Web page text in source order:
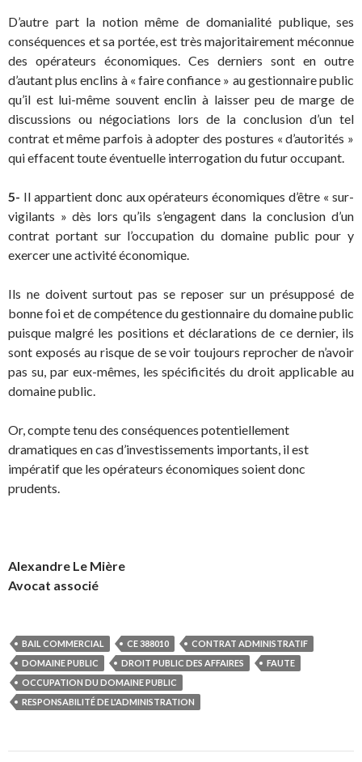
D’autre part la notion même de domanialité publique, ses
conséquences et sa portée, est très majoritairement méconnue
des opérateurs économiques. Ces derniers sont en outre
d’autant plus enclins à « faire confiance » au gestionnaire public
qu’il est lui-même souvent enclin à laisser peu de marge de
discussions ou négociations lors de la conclusion d’un tel
contrat et même parfois à adopter des postures « d’autorités »
qui effacent toute éventuelle interrogation du futur occupant.
5- Il appartient donc aux opérateurs économiques d’être « sur-
vigilants » dès lors qu’ils s’engagent dans la conclusion d’un
contrat portant sur l’occupation du domaine public pour y
exercer une activité économique.
Ils ne doivent surtout pas se reposer sur un présupposé de
bonne foi et de compétence du gestionnaire du domaine public
puisque malgré les positions et déclarations de ce dernier, ils
sont exposés au risque de se voir toujours reprocher de n’avoir
pas su, par eux-mêmes, les spécificités du droit applicable au
domaine public.
Or, compte tenu des conséquences potentiellement
dramatiques en cas d’investissements importants, il est
impératif que les opérateurs économiques soient donc
prudents.
Alexandre Le Mière
Avocat associé
BAIL COMMERCIAL CE 388010
CONTRAT ADMINISTRATIF
DOMAINE PUBLIC
DROIT PUBLIC DES AFFAIRES
FAUTE
OCCUPATION DU DOMAINE PUBLIC
RESPONSABILITÉ DE L'ADMINISTRATION